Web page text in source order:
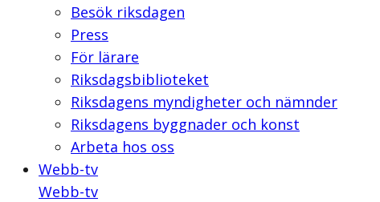
Besök riksdagen
Press
För lärare
Riksdagsbiblioteket
Riksdagens myndigheter och nämnder
Riksdagens byggnader och konst
Arbeta hos oss
Webb-tv
Webb-tv